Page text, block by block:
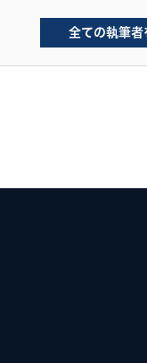
全ての執筆者